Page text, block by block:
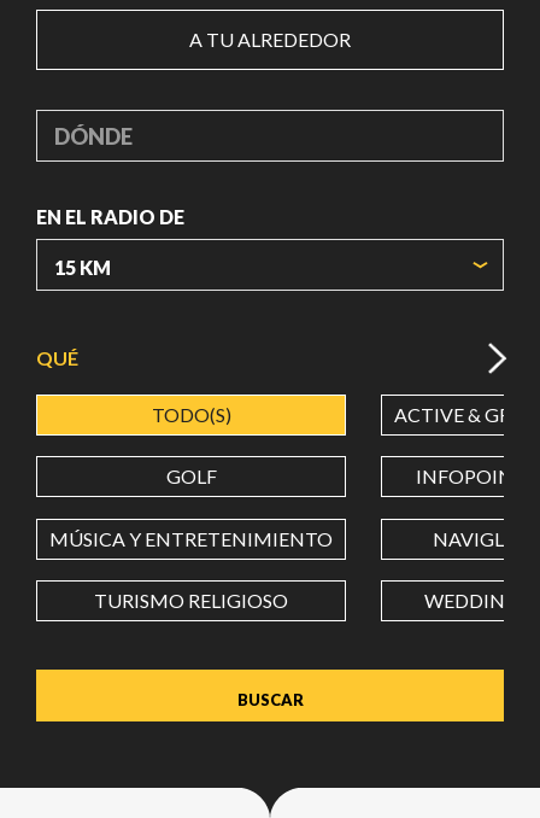
A TU ALREDEDOR
DÓNDE
EN EL RADIO DE
LONGITUD
Value in decimal degrees. Use dot (.) as decimal separator.
QUÉ
TODO(S) ACTIVE &
GOLF INFOPOINT
MÚSICA Y ENTRETENIMIENTO NAVIGLI
TURISMO RELIGIOSO WEDDING